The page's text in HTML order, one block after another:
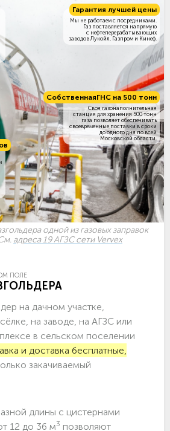
СобственнаяГНС на 500 тонн
Своя газонаполнительная
станция для хранения 500 тонн
газа позволяет обеспечивать
своевременные поставки в сроки
до одного дня по всей
Московской области.
Гарантия лучшей цены
Мы не работаем с посредниками.
Газ поставляется напрямую
с нефтеперерабатывающих
заводов Лукойл, Газпром и Кинеф.
одной из газовых заправок
адреса 19 АГЗС сети Vervex
ПОЛЕ
на дачном участке,
на заводе, на АГЗС или
в сельском поселении
и доставка бесплатные,
закачиваемый
длины с цистернами
12 до 36 м3 позволяют